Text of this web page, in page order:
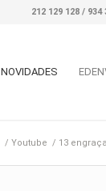
212 129 128 /
NOVIDADES
/ Youtube / 13